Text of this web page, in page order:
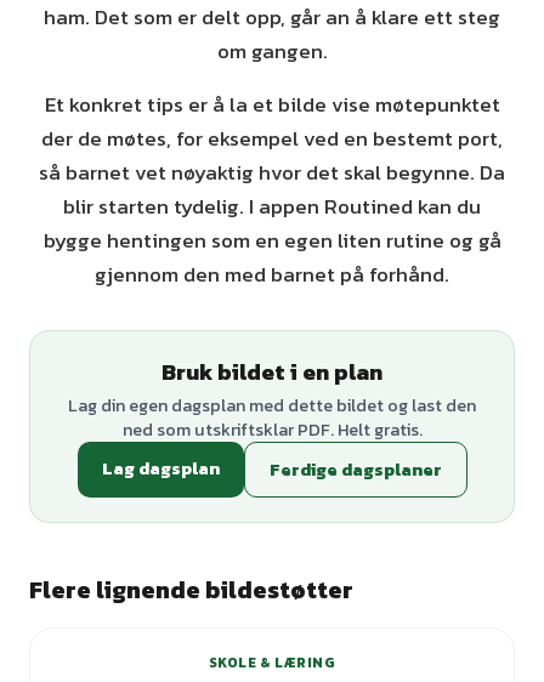
ham. Det som er delt opp, går an å klare ett steg
om gangen.
Et konkret tips er å la et bilde vise møtepunktet
der de møtes, for eksempel ved en bestemt port,
så barnet vet nøyaktig hvor det skal begynne. Da
blir starten tydelig. I appen Routined kan du
bygge hentingen som en egen liten rutine og gå
gjennom den med barnet på forhånd.
Bruk bildet i en plan
Lag din egen dagsplan med dette bildet og last den
ned som utskriftsklar PDF. Helt gratis.
Lag dagsplan
Ferdige dagsplaner
Flere lignende bildestøtter
SKOLE & LÆRING